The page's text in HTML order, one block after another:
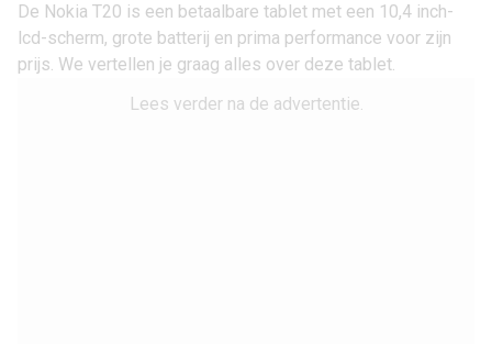
De Nokia T20 is een betaalbare tablet met een 10,4 inch-
lcd-scherm, grote batterij en prima performance voor zijn
prijs. We vertellen je graag alles over deze tablet.
Lees verder na de advertentie.